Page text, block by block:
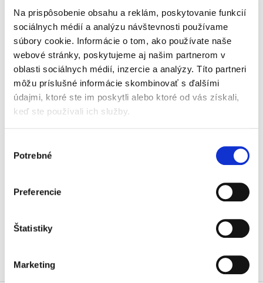
Na prispôsobenie obsahu a reklám, poskytovanie funkcií
sociálnych médií a analýzu návštevnosti používame
súbory cookie. Informácie o tom, ako používate naše
webové stránky, poskytujeme aj našim partnerom v
oblasti sociálnych médií, inzercie a analýzy. Títo partneri
môžu príslušné informácie skombinovať s ďalšími
údajmi, ktoré ste im poskytli alebo ktoré od vás získali,
keď ste používali ich služby.
súhlasu
Potrebné
Preferencie
Štatistiky
Marketing
Poistné zmluvy
Martin Petruľák, Martina Šulíková
Publikácia prináša podrobnú analýzu
zodpovednosti za škodu spôsobenú